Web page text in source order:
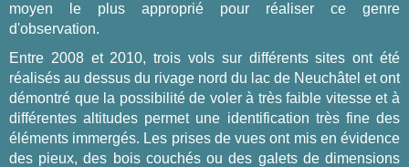
moyen le plus approprié pour réaliser ce genre
d'observation.
Entre 2008 et 2010, trois vols sur différents sites ont été
réalisés au dessus du rivage nord du lac de Neuchâtel et ont
démontré que la possibilité de voler à très faible vitesse et à
différentes altitudes permet une identification très fine des
éléments immergés. Les prises de vues ont mis en évidence
des pieux, des bois couchés ou des galets de dimensions